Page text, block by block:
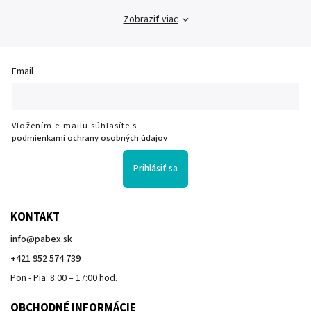
Zobraziť viac
Email
Vložením e-mailu súhlasíte s
podmienkami ochrany osobných údajov
Prihlásiť sa
KONTAKT
info@pabex.sk
+421 952 574 739
Pon - Pia: 8:00 – 17:00 hod.
OBCHODNÉ INFORMÁCIE